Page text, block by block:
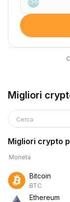
CHF
Migliori
Cerca
Migliori crypto
Moneta
Bitcoin
BTC
Ethereum